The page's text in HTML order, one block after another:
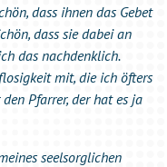
dass ihnen das Gebet
dass sie dabei an
das nachdenklich.
mit, die ich öfters
Pfarrer, der hat es ja
seelsorglichen